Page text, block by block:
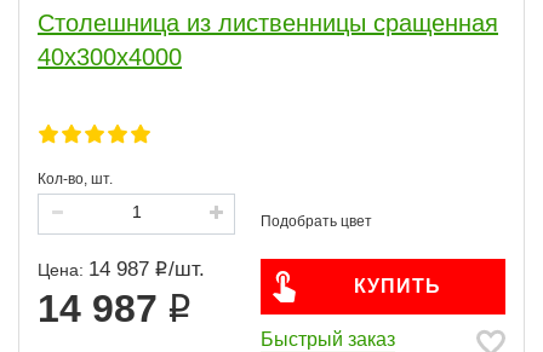
Столешница из лиственницы сращенная
40х300х4000
Кол-во, шт.
Цена: 14 987 /шт.
14 987
КУПИТЬ
Быстрый заказ